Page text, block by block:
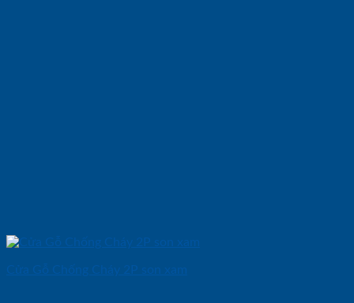
Cửa Gỗ Chống Cháy 2P son xam